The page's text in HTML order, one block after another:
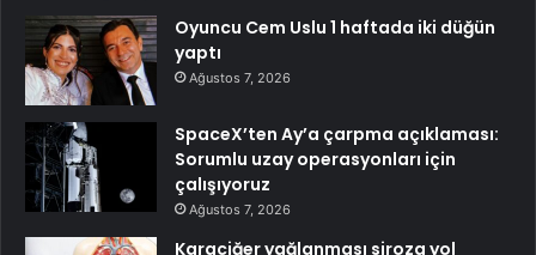
Oyuncu Cem Uslu 1 haftada iki düğün
yaptı
Ağustos 7, 2026
SpaceX’ten Ay’a çarpma açıklaması:
Sorumlu uzay operasyonları için
çalışıyoruz
Ağustos 7, 2026
Karaciğer yağlanması siroza yol